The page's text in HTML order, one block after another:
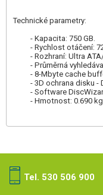
Technické parametry:
- Kapacita: 750 GB.
- Rychlost otáčení:
- Rozhraní: Ultra
- Průměrná
- 8-Mbyte cache
- 3D ochrana disku -
- Software
- Hmotnost: 0.690
Tel. 530 506 900